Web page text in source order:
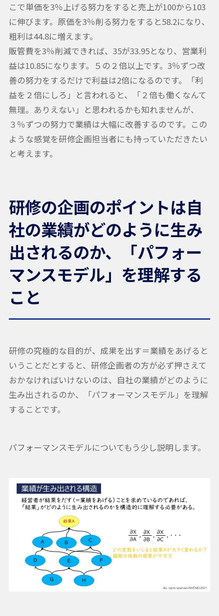
こで単価を3％上げる努力をすると売上が100から103
に伸びます。原価を3％削る努力をすると58.2になり、
粗利は44.8に増えます。
販管費を3％削減できれば、35が33.95となり、営業利
益は10.85になります。５の２倍以上です。3％ずつ改
善の努力をするだけで利益は2倍になるのです。「利
益を２倍にしろ」と言われると、「２倍も働くなんて
無理。ありえない」と思われるかも知れませんが、
３％ずつの努力で業績は大幅に改善するのです。この
ような感覚を研修企画担当者にも持っていただきたい
と考えます。
研修の企画のポイントは自
社の業績がどのように生み
出されるのか、「パフォー
マンスモデル」を理解する
こと
研修の究極的な目的が、成果を出す＝業績をあげると
いうことだとすると、研修企画者の方が必ず押さえて
おかなければいけないのは、自社の業績がどのように
生み出されるのか、「パフォーマンスモデル」を理解
することです。
パフォーマンスモデルについてもう少し説明します。